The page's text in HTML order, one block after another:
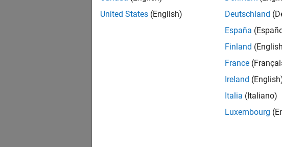
single
int32
rcInput
Boolean flag that
rcInput
United States (English)
Deutschland
España
Finland
France
Ireland
Italia (Italiano)
Luxembourg